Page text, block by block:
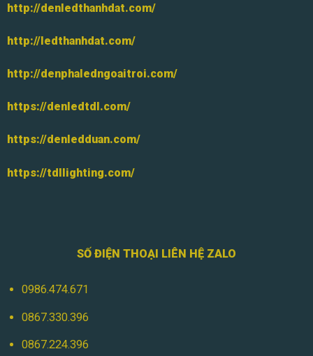
http://denledthanhdat.com/
http://ledthanhdat.com/
http://denphaledngoaitroi.com/
https://denledtdl.com/
https://denledduan.com/
https://tdllighting.com/
SỐ ĐIỆN THOẠI LIÊN HỆ ZALO
0986.474.671
0867.330.396
0867.224.396